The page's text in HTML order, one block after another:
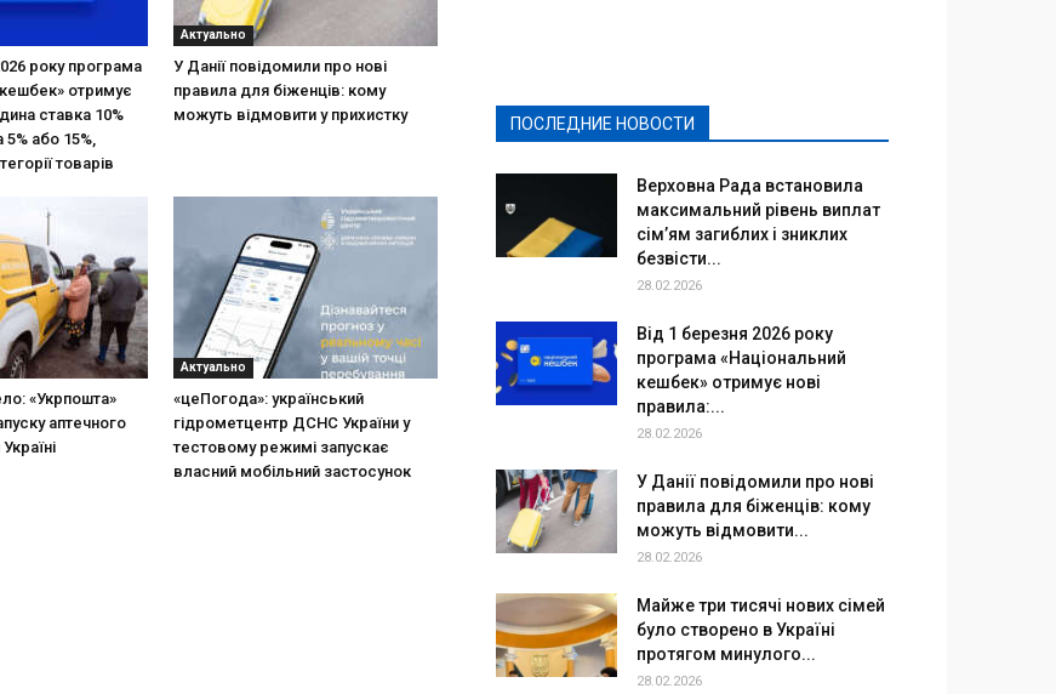
року програма
отримує
ставка 10%
або 15%,
товарів
Актуально
У Данії повідомили про нові
правила для біженців: кому
можуть відмовити у прихистку
«Укрпошта»
аптечного
Актуально
«цеПогода»: український
гідрометцентр ДСНС України у
тестовому режимі запускає
власний мобільний застосунок
ПОСЛЕДНИЕ НОВОСТИ
Верховна Рада встановила
максимальний рівень виплат
сім’ям загиблих і зниклих
безвісти...
28.02.2026
Від 1 березня 2026 року
програма «Національний
кешбек» отримує нові
правила:...
28.02.2026
У Данії повідомили про нові
правила для біженців: кому
можуть відмовити...
28.02.2026
Майже три тисячі нових сімей
було створено в Україні
протягом минулого...
28.02.2026